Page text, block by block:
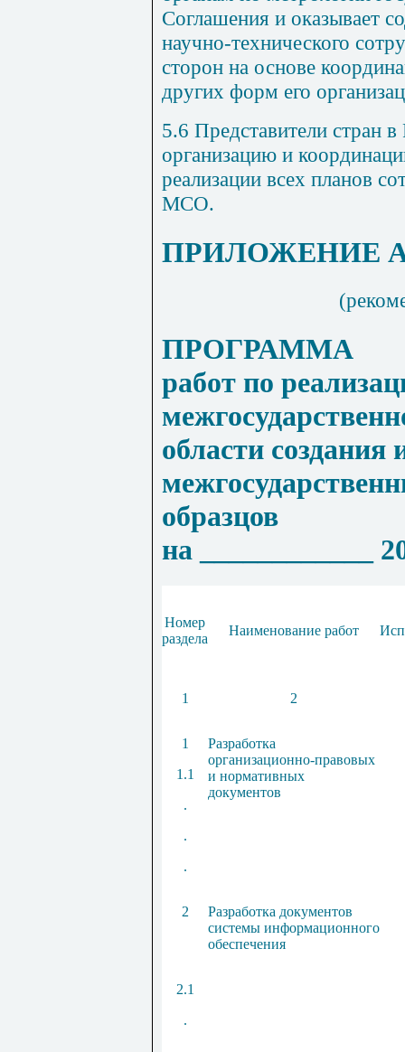
Соглашения и оказывает
научно-технического
сторон на основе
других форм его
5.6 Представители стран
организацию и
реализации всех планов
МСО.
ПРИЛОЖЕНИЕ
ПРОГРАММА
работ по
области
образцов
на ____________
Номер
раздела
Наименование работ
1 2
1
1.1
.
.
.
Разработка
организационно-правовых
и нормативных
документов
2
Разработка документов
системы информационного
обеспечения
2.1
.